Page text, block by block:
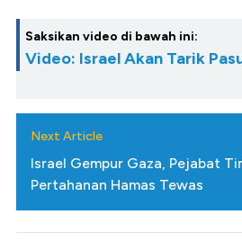
Saksikan video di bawah ini:
Video: Israel Akan Tarik
Next Article
Israel Gempur Gaza, Pejabat
Pertahanan Hamas Tewas